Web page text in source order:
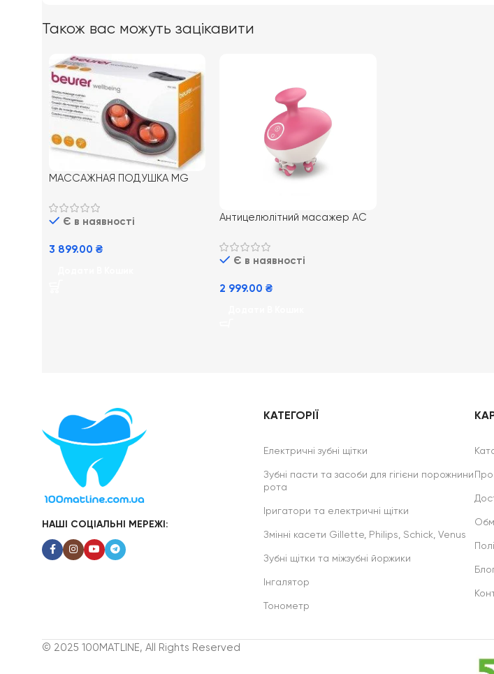
Також вас можуть зацікавити
МАССАЖНАЯ ПОДУШКА MG
Є в наявності
3 899.00 ₴
Антицелюлітний масажер AC
Є в наявності
2 999.00₴
НАШІ СОЦІАЛЬНІ МЕРЕЖІ:
КАТЕГОРІЇ
Електричні зубні щітки
Зубні пасти та засоби для гігієни порожнини
рота
Іригатори та електричні щітки
Змінні касети Gillette, Philips, Schick, Venus
Зубні щітки та міжзубні йоржики
Інгалятор
Тонометр
© 2025 100MATLINE, All Rights Reserved